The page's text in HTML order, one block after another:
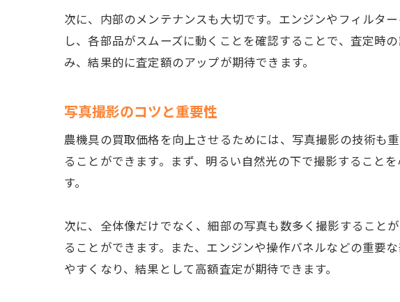
適切な価
他社の見
納得いか
安易な判
契約内容
次に、内部のメンテナンスも大切です。エンジンやフィルタ
し、各部品がスムーズに動くことを確認することで、査定時
み、結果的に査定額のアップが期待できます。
写真撮影のコツと重要性
農機具の買取価格を向上させるためには、写真撮影の技術も
ることができます。まず、明るい自然光の下で撮影すること
す。
次に、全体像だけでなく、細部の写真も数多く撮影すること
ることができます。また、エンジンや操作パネルなどの重要
やすくなり、結果として高額査定が期待できます。